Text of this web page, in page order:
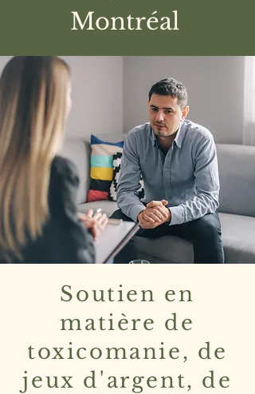
Montréal
Soutien en
matière de
toxicomanie, de
jeux d'argent, de